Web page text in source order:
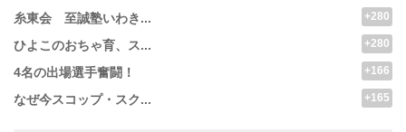
糸東会 至誠塾いわき... +280
ひよこのおちゃ育、ス... +280
4名の出場選手奮闘！ +166
なぜ今スコップ・スク... +165